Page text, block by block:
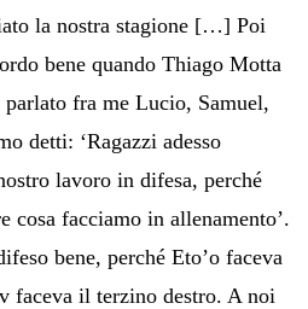
la nostra stagione […] Poi
bene quando Thiago Motta
parlato fra me Lucio, Samuel,
detti: ‘Ragazzi adesso
lavoro in difesa, perché
cosa facciamo in allenamento’.
bene, perché Eto’o faceva
faceva il terzino destro. A noi